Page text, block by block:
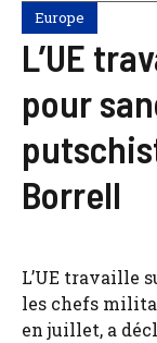
Europe
L’UE
pour
Borrell
L’UE travaille
les chefs
en juillet, a